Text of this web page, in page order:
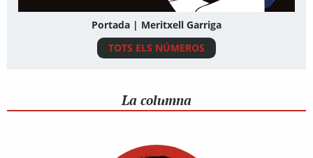
Portada | Meritxell Garriga
TOTS ELS NÚMEROS
La columna